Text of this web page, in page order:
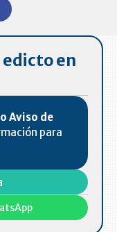
en
Aviso de
para